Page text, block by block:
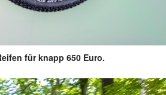
für knapp 650 Euro.